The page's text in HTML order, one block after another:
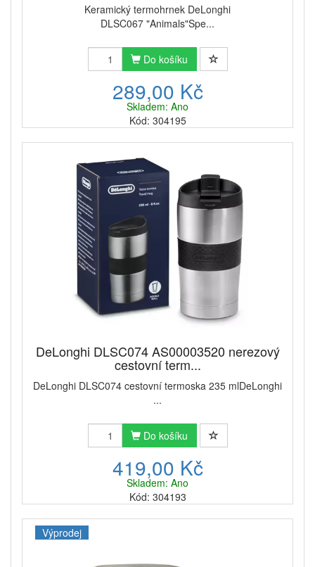
Keramický termohrnek DeLonghi
DLSC067 "Animals"Spe...
Do košíku
289,00 Kč
Skladem: Ano
Kód: 304195
DeLonghi DLSC074 AS00003520 nerezový
cestovní term...
DeLonghi DLSC074 cestovní termoska 235 mlDeLonghi
...
Do košíku
419,00 Kč
Skladem: Ano
Kód: 304193
Výprodej